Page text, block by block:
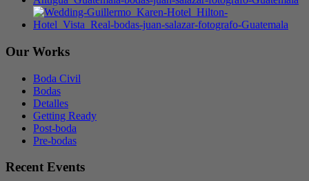
Our Works
Boda Civil
Bodas
Detalles
Getting Ready
Post-boda
Pre-bodas
Recent Events